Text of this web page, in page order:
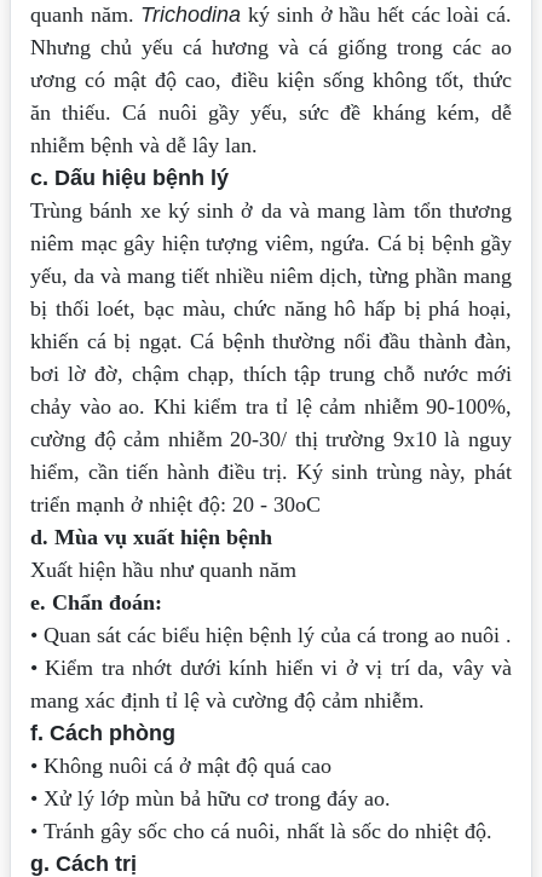
quanh năm. Trichodinaký sinh ở hầu hết các loài cá.
Nhưng chủ yếu cá hương và cá giống trong các ao
ương cómật độ cao, điều kiện sống không tốt, thức
ăn thiếu. Cá nuôi gầy yếu, sức đề kháng kém, dễ
nhiễm bệnh và dễ lây lan.
c. Dấu hiệu bệnh lý
Trùng bánh xe ký sinh ở da và mang làm tổn thương
niêm mạc gây hiện tượng viêm, ngứa. Cá bị bệnh gầy
yếu, da và mang tiết nhiều niêm dịch, từng phần mang
bị thối loét, bạc màu, chức năng hô hấp bị phá hoại,
khiến cá bị ngạt. Cá bệnh thường nổi đầu thành đàn,
bơi lờ đờ, chậm chạp, thích tập trung chỗ nước mới
chảy vào ao. Khi kiểm tra tỉ lệ cảm nhiễm 90-100%,
cường độ cảm nhiễm 20-30/ thị trường 9x10là nguy
hiểm, cần tiến hành điều trị. Ký sinh trùng này, phát
triển mạnh ở nhiệt độ: 20 - 30oC
d. Mùa vụ xuất hiện bệnh
Xuất hiện hầu như quanh năm
e. Chẩn đoán:
• Quan sát các biểu hiện bệnh lý của cá trong ao nuôi .
• Kiểm tra nhớt dưới kính hiển vi ở vị trí da, vây và
mang xác định tỉ lệ và cường độ cảm nhiễm.
f. Cách phòng
• Không nuôi cá ở mật độ quá cao
• Xử lý lớp mùn bả hữu cơ trong đáy ao.
• Tránh gây sốc cho cá nuôi, nhất là sốc do nhiệt độ.
g. Cách trị